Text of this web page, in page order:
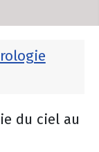
du ciel au